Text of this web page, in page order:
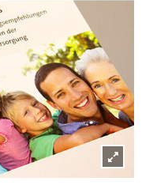
Lightbox